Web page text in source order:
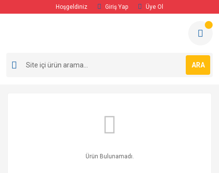
Hoşgeldiniz Giriş Yap Üye Ol
ARA
Ürün Bulunamadı.